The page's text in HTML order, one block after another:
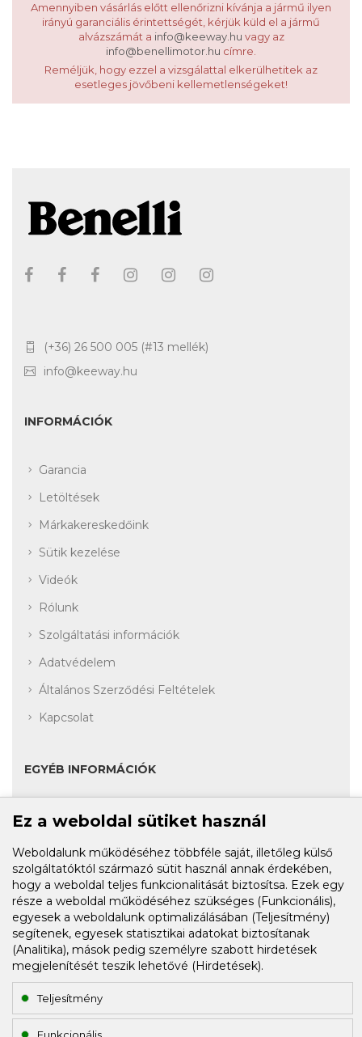
Amennyiben vásárlás előtt ellenőrizni kívánja a jármű ilyen
irányú garanciális érintettségét, kérjük küld el a jármű
alvázszámát a info@keeway.hu vagy az
info@benellimotor.hu címre.
Reméljük, hogy ezzel a vizsgálattal elkerülhetitek az
esetleges jövőbeni kellemetlenségeket!
(+36) 26 500 005 (#13 mellék)
info@keeway.hu
INFORMÁCIÓK
Garancia
Letöltések
Márkakereskedőink
Sütik kezelése
Videók
Rólunk
Szolgáltatási információk
Adatvédelem
Általános Szerződési Feltételek
Kapcsolat
EGYÉB INFORMÁCIÓK
Akciók
Fiók
Rendelési előzmények
Kívánságlista
HÍRLEVÉL FELIRATKOZÁS
E-mail cím:
Ez a weboldal sütiket használ
Weboldalunk működéséhez többféle saját, illetőleg külső
szolgáltatóktól származó sütit használ annak érdekében,
hogy a weboldal teljes funkcionalitását biztosítsa. Ezek egy
része a weboldal működéséhez szükséges (Funkcionális),
egyesek a weboldalunk optimalizálásában (Teljesítmény)
segítenek, egyesek statisztikai adatokat biztosítanak
(Analitika), mások pedig személyre szabott hirdetések
megjelenítését teszik lehetővé (Hirdetések).
Teljesítmény